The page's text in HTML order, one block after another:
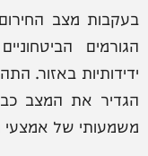
בעקבות מצב
הגורמים
ידידותיות באזור.
הגדיר את המצב
משמעותי של אמצעי